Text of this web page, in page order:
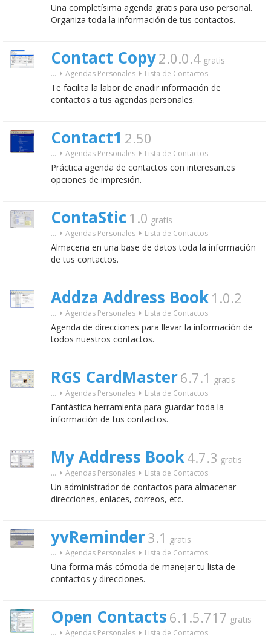
Una completísima agenda gratis para uso personal.
Organiza toda la información de tus contactos.
Contact Copy2.0.0.4 gratis
... Agendas Personales Lista de Contactos
Te facilita la labor de añadir información de
contactos a tus agendas personales.
Contact1 2.50
... Agendas Personales Lista de Contactos
Práctica agenda de contactos con interesantes
opciones de impresión.
ContaStic 1.0 gratis
... Agendas Personales Lista de Contactos
Almacena en una base de datos toda la información
de tus contactos.
Addza Address Book 1.0.2
... Agendas Personales Lista de Contactos
Agenda de direcciones para llevar la información de
todos nuestros contactos.
RGS CardMaster6.7.1 gratis
... Agendas Personales Lista de Contactos
Fantástica herramienta para guardar toda la
información de tus contactos.
My Address Book4.7.3 gratis
... Agendas Personales Lista de Contactos
Un administrador de contactos para almacenar
direcciones, enlaces, correos, etc.
yvReminder3.1 gratis
... Agendas Personales Lista de Contactos
Una forma más cómoda de manejar tu lista de
contactos y direcciones.
Open Contacts 6.1.5.717 gratis
... Agendas Personales Lista de Contactos